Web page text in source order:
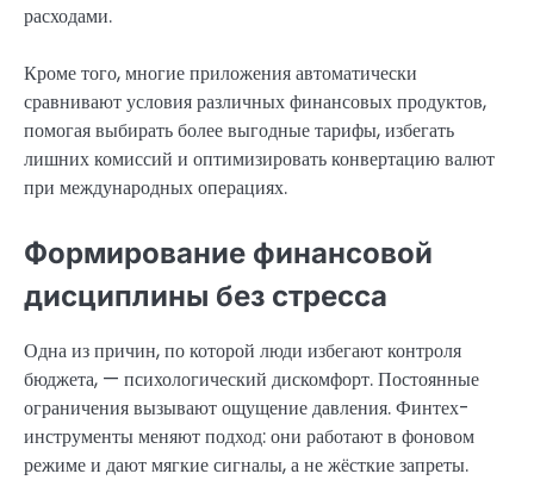
расходами.
Кроме того, многие приложения автоматически
сравнивают условия различных финансовых продуктов,
помогая выбирать более выгодные тарифы, избегать
лишних комиссий и оптимизировать конвертацию валют
при международных операциях.
Формирование финансовой
дисциплины без стресса
Одна из причин, по которой люди избегают контроля
бюджета, — психологический дискомфорт. Постоянные
ограничения вызывают ощущение давления. Финтех-
инструменты меняют подход: они работают в фоновом
режиме и дают мягкие сигналы, а не жёсткие запреты.